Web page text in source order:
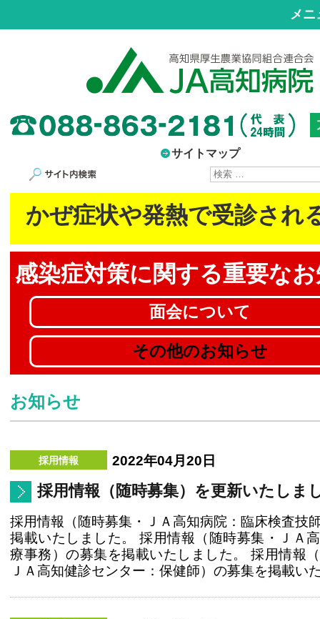
メニ
サイトマップ
サイト内検索
かぜ症状や発熱で受診され
感染症対策に関する重要な
面会について
その他のお知らせ
お知らせ
2022年04月20日
採用情報（随時募集）を更新いたしま
採用情報（随時募集・ＪＡ高知病院：臨床検査技
掲載いたしました。 採用情報（随時募集・ＪＡ
療事務）の募集を掲載いたしました。 採用情報
ＪＡ高知健診センター：保健師）の募集を掲載い